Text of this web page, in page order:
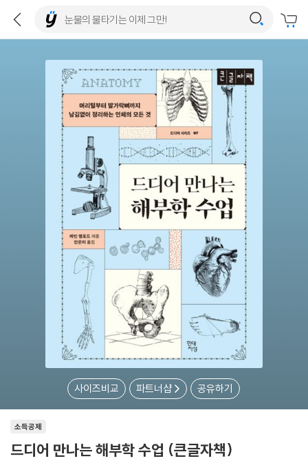
사이즈비교 파트너샵 공유하기
소득공제
드디어 만나는 해부학 수업 (큰글자책)